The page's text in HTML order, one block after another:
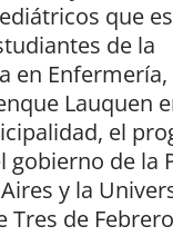
que
de la
en Enfermería,
Lauquen
el
gobierno de la
y la
Tres de